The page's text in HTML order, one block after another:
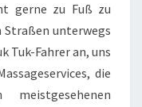
gerne zu Fuß zu
Straßen unterwegs
Tuk-Fahrer an, uns
die